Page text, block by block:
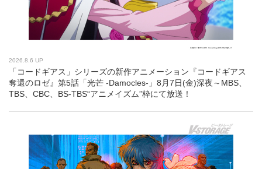
2026.8.6 UP
「コードギアス」シリーズの新作アニメーション『コードギアス
奪還のロゼ』第5話「光芒 -Damocles-」8月7日(金)深夜～MBS、
TBS、CBC、BS-TBS“アニメイズム”枠にて放送！